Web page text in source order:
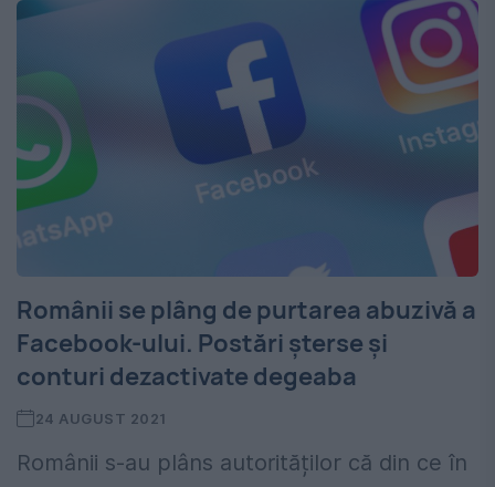
Românii se plâng de purtarea abuzivă a
Facebook-ului. Postări șterse și
conturi dezactivate degeaba
24 AUGUST 2021
Românii s-au plâns autorităților că din ce în